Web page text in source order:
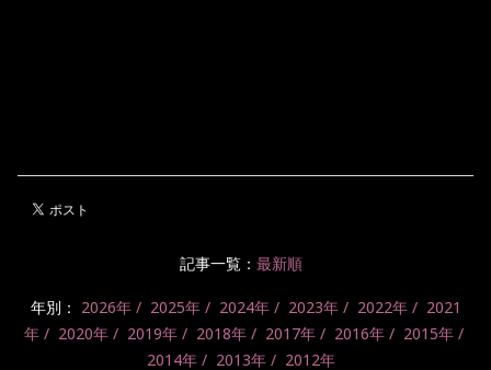
記事一覧： 最新順
年別： 2026年 2025年 2024年 2023年 2022年
2021
年
2020年 2019年 2018年 2017年 2016年
2015年
2014年
2013年 2012年